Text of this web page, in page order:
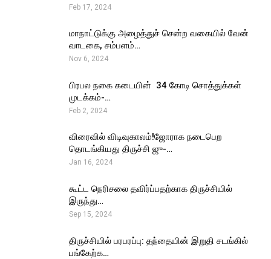
Feb 17, 2024
மாநாட்டுக்கு அழைத்துச் சென்ற வகையில் வேன்
வாடகை, சம்பளம்…
Nov 6, 2024
பிரபல நகை கடையின் ₹ 34 கோடி சொத்துக்கள்
முடக்கம்-…
Feb 2, 2024
விரைவில் விடிவுகாலம்!ஜோராக நடைபெற
தொடங்கியது திருச்சி ஜு-…
Jan 16, 2024
கூட்ட நெரிசலை தவிர்ப்பதற்காக திருச்சியில்
இருந்து…
Sep 15, 2024
திருச்சியில் பரபரப்பு: தந்தையின் இறுதி சடங்கில்
பங்கேற்க…